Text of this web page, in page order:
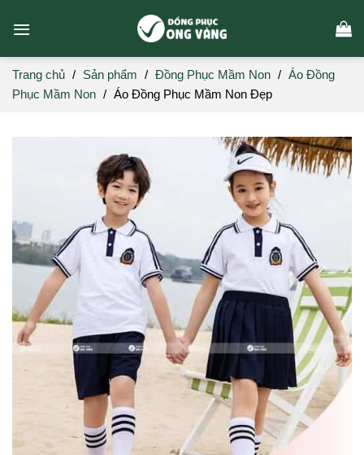
Trang chủ / Sản phẩm / Đồng Phục Mầm Non / Áo Đồng
Phục Mầm Non / Áo Đồng Phục Mầm Non Đẹp